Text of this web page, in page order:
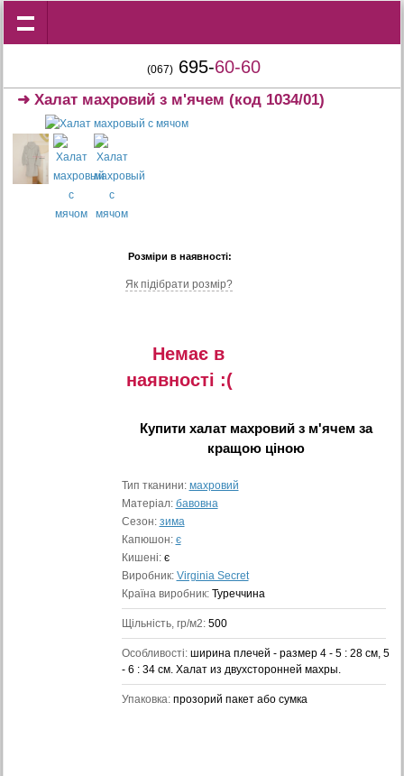
(067) 695-60-60
➜Халат махровий з м'ячем (код 1034/01)
Розміри в наявності:
Як підібрати розмір?
Немає в
наявностi :(
Купити халат махровий з м'ячем за
кращою ціною
Тип тканини: махровий
Матеріал: бавовна
Сезон: зима
Капюшон: є
Кишені: є
Виробник: Virginia Secret
Країна виробник: Туреччина
Щільність, гр/м2: 500
Особливості: ширина плечей - размер 4 - 5 : 28 см, 5
- 6 : 34 см. Халат из двухсторонней махры.
Упаковка: прозорий пакет або сумка